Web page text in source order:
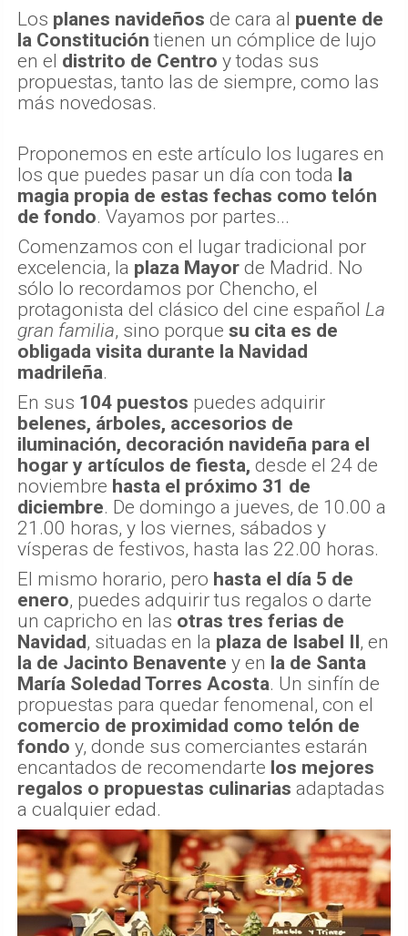
Los planes navideños de cara al puente de
la Constitución tienen un cómplice de lujo
en el distrito de Centro y todas sus
propuestas, tanto las de siempre, como las
más novedosas.
Proponemos en este artículo los lugares en
los que puedes pasar un día con toda la
magia propia de estas fechas como telón
de fondo. Vayamos por partes...
Comenzamos con el lugar tradicional por
excelencia, la plaza Mayor de Madrid. No
sólo lo recordamos por Chencho, el
protagonista del clásico del cine español La
gran familia, sino porque su cita es de
obligada visita durante la Navidad
madrileña.
En sus 104 puestos puedes adquirir
belenes, árboles, accesorios de
iluminación, decoración navideña para el
hogar y artículos de fiesta, desde el 24 de
noviembre hasta el próximo 31 de
diciembre. De domingo a jueves, de 10.00 a
21.00 horas, y los viernes, sábados y
vísperas de festivos, hasta las 22.00 horas.
El mismo horario, pero hasta el día 5 de
enero, puedes adquirir tus regalos o darte
un capricho en las otras tres ferias de
Navidad, situadas en la plaza de Isabel II, en
la de Jacinto Benavente y en la de Santa
María Soledad Torres Acosta. Un sinfín de
propuestas para quedar fenomenal, con el
comercio de proximidad como telón de
fondo y, donde sus comerciantes estarán
encantados de recomendarte los mejores
regalos o propuestas culinarias adaptadas
a cualquier edad.